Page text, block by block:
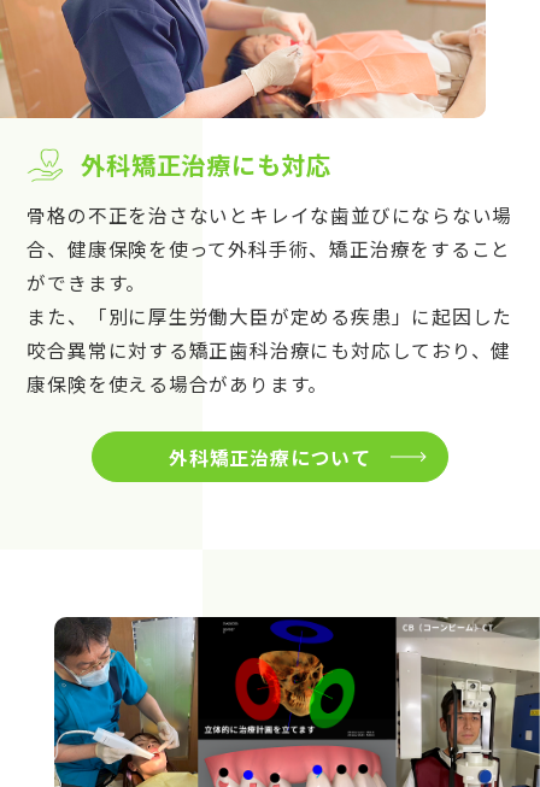
外科矯正治療にも対応
骨格の不正を治さないとキレイな歯並びにならない場
合、健康保険を使って外科手術、矯正治療をすること
ができます。
また、「別に厚生労働大臣が定める疾患」に起因した
咬合異常に対する矯正歯科治療にも対応しており、健
康保険を使える場合があります。
外科矯正治療について